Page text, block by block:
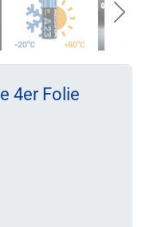
4er Folie